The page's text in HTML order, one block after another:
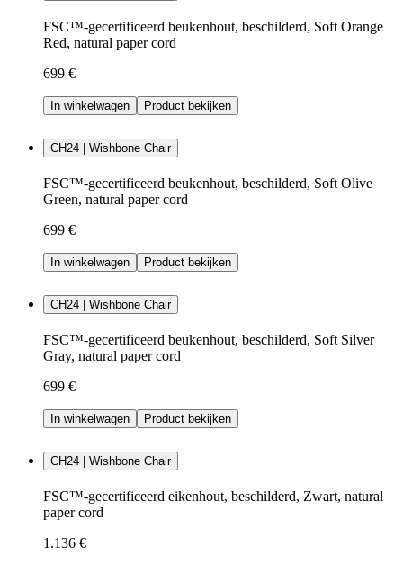
FSC™-gecertificeerd beukenhout, beschilderd, Soft Orange
Red, natural paper cord
699 €
In winkelwagen Product bekijken
CH24 | Wishbone Chair
FSC™-gecertificeerd beukenhout, beschilderd, Soft Olive
Green, natural paper cord
699 €
In winkelwagen Product bekijken
CH24 | Wishbone Chair
FSC™-gecertificeerd beukenhout, beschilderd, Soft Silver
Gray, natural paper cord
699 €
In winkelwagen Product bekijken
CH24 | Wishbone Chair
FSC™-gecertificeerd eikenhout, beschilderd, Zwart, natural
paper cord
1.136 €